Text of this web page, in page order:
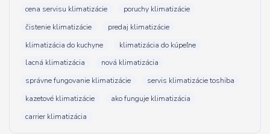
cena servisu klimatizácie
poruchy klimatizácie
čistenie klimatizácie
predaj klimatizácie
klimatizácia do kuchyne
klimatizácia do kúpeľne
lacná klimatizácia
nová klimatizácia
správne fungovanie klimatizácie
servis klimatizácie toshiba
kazetové klimatizácie
ako funguje klimatizácia
carrier klimatizácia